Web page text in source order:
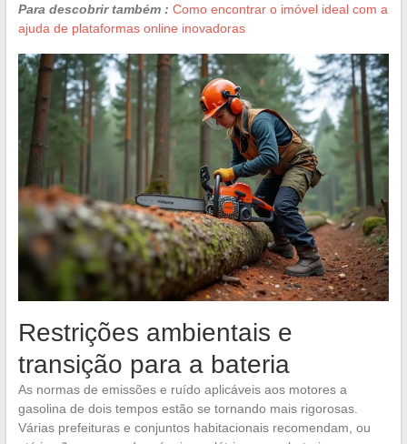
Para descobrir também : Como encontrar o imóvel ideal com a
ajuda de plataformas online inovadoras
Restrições ambientais e
transição para a bateria
As normas de emissões e ruído aplicáveis aos motores a
gasolina de dois tempos estão se tornando mais rigorosas.
Várias prefeituras e conjuntos habitacionais recomendam, ou